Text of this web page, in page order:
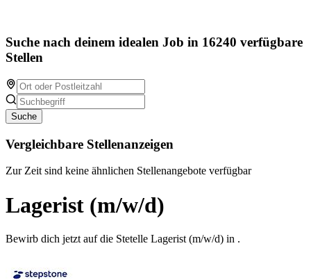
Suche nach deinem idealen Job in 16240 verfügbare
Stellen
Suche
Vergleichbare Stellenanzeigen
Zur Zeit sind keine ähnlichen Stellenangebote verfügbar
Lagerist (m/w/d)
Bewirb dich jetzt auf die Stetelle Lagerist (m/w/d) in .